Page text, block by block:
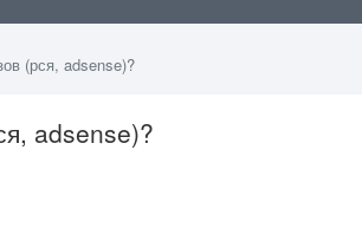
(рся, adsense)?
adsense)?